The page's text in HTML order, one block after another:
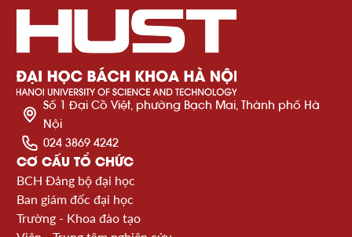
Số 1 Đại Cồ Việt, phường Bạch Mai, Thành phố Hà
Nội
024 3869 4242
CƠ CẤU TỔ CHỨC
BCH Đảng bộ đại học
Ban giám đốc đại học
Trường - Khoa đào tạo